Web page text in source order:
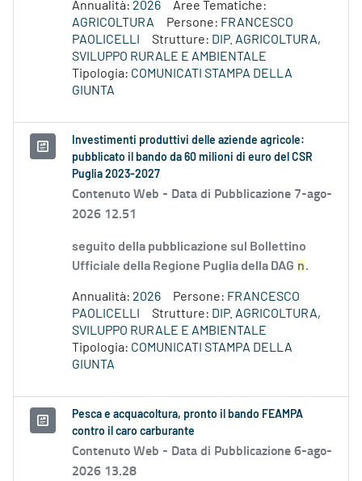
Annualità: 2026
Aree Tematiche:
AGRICOLTURA
Persone: FRANCESCO
PAOLICELLI
Strutture: DIP. AGRICOLTURA,
SVILUPPO RURALE E AMBIENTALE
Tipologia: COMUNICATI STAMPA DELLA
GIUNTA
Investimenti produttivi delle aziende agricole:
pubblicato il bando da 60 milioni di euro del CSR
Puglia 2023-2027
Contenuto Web - Data di Pubblicazione 7-ago-
2026 12.51
seguito della pubblicazione sul Bollettino
Ufficiale della Regione Puglia della DAG n.
Annualità: 2026 Persone: FRANCESCO
PAOLICELLI
Strutture: DIP. AGRICOLTURA,
SVILUPPO RURALE E AMBIENTALE
Tipologia: COMUNICATI STAMPA DELLA
GIUNTA
Pesca e acquacoltura, pronto il bando FEAMPA
contro il caro carburante
Contenuto Web - Data di Pubblicazione 6-ago-
2026 13.28